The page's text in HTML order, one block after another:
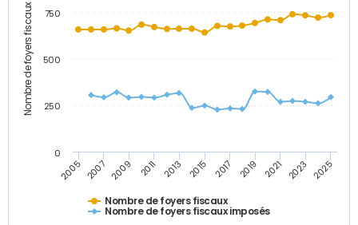
Nombre de foyers fiscaux
Nombre de foyers fiscaux
Nombre de foyers fiscaux imposés
2005 2007 2009 2011 2013 2015 2017 2019 2021 2023 2025
0
250
500
750